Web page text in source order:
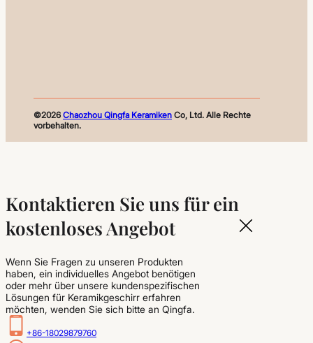
©2026 Chaozhou Qingfa Keramiken Co, Ltd. Alle Rechte
vorbehalten.
Kontaktieren Sie uns für ein
kostenloses Angebot
Wenn Sie Fragen zu unseren Produkten
haben, ein individuelles Angebot benötigen
oder mehr über unsere kundenspezifischen
Lösungen für Keramikgeschirr erfahren
möchten, wenden Sie sich bitte an Qingfa.
+86-18029879760